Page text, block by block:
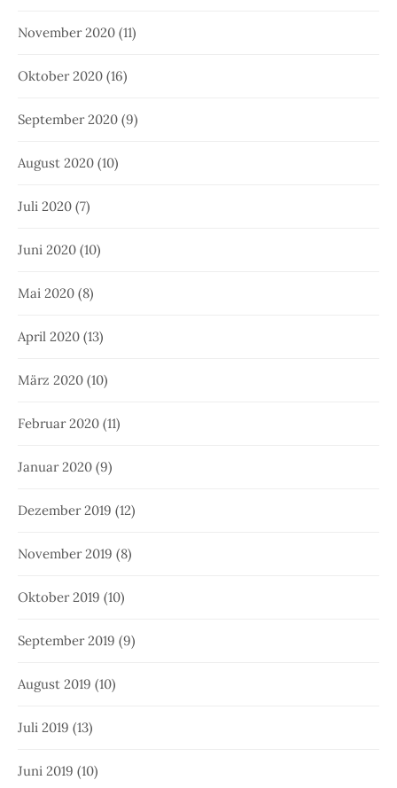
November 2020 (11)
Oktober 2020 (16)
September 2020 (9)
August 2020 (10)
Juli 2020 (7)
Juni 2020 (10)
Mai 2020 (8)
April 2020 (13)
März 2020 (10)
Februar 2020 (11)
Januar 2020 (9)
Dezember 2019 (12)
November 2019 (8)
Oktober 2019 (10)
September 2019 (9)
August 2019 (10)
Juli 2019 (13)
Juni 2019 (10)